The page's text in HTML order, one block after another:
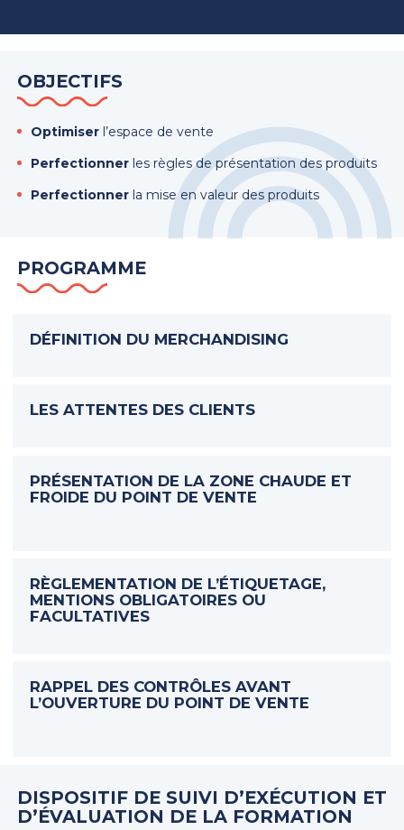
OBJECTIFS
Optimiser l’espace de vente
Perfectionner les règles de présentation des produits
Perfectionner la mise en valeur des produits
PROGRAMME
DÉFINITION DU MERCHANDISING
LES ATTENTES DES CLIENTS
PRÉSENTATION DE LA ZONE CHAUDE ET
FROIDE DU POINT DE VENTE
RÈGLEMENTATION DE L’ÉTIQUETAGE,
MENTIONS OBLIGATOIRES OU
FACULTATIVES
RAPPEL DES CONTRÔLES AVANT
L’OUVERTURE DU POINT DE VENTE
DISPOSITIF DE SUIVI D’EXÉCUTION ET
D’ÉVALUATION DE LA FORMATION